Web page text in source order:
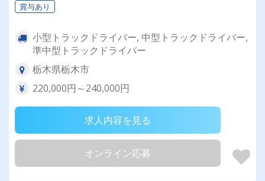
賞与あり
小型トラックドライバー, 中型トラックドライバー,
準中型トラックドライバー
栃木県栃木市
220,000円～240,000円
求人内容を見る
オンライン応募